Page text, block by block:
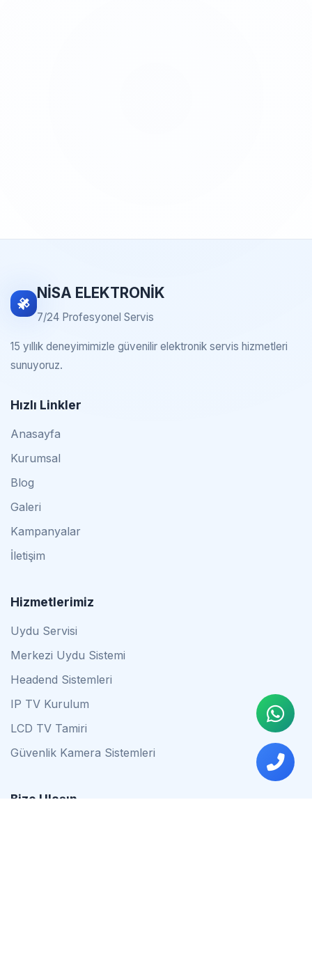
NİSA ELEKTRONİK
7/24 Profesyonel Servis
15 yıllık deneyimimizle güvenilir elektronik servis hizmetleri
sunuyoruz.
Hızlı Linkler
Anasayfa
Kurumsal
Blog
Galeri
Kampanyalar
İletişim
Hizmetlerimiz
Uydu Servisi
Merkezi Uydu Sistemi
Headend Sistemleri
IP TV Kurulum
LCD TV Tamiri
Güvenlik Kamera Sistemleri
Bize Ulaşın